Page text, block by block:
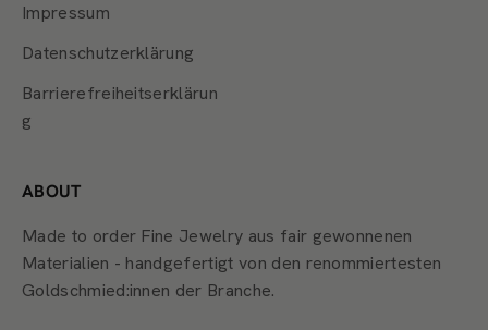
Impressum
Datenschutzerklärung
Barrierefreiheitserklärun
g
ABOUT
Made to order Fine Jewelry aus fair gewonnenen
Materialien - handgefertigt von den renommiertesten
Goldschmied:innen der Branche.